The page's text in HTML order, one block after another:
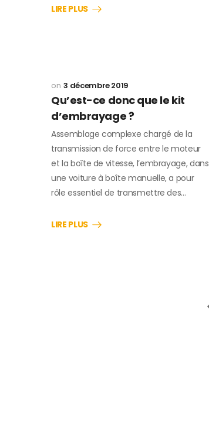
LIRE PLUS
3 décembre 2019
Qu’est-ce donc que le kit
d’embrayage ?
Assemblage complexe chargé de la
transmission de force entre le moteur
et la boîte de vitesse, l’embrayage, dans
une voiture à boîte manuelle, a pour
rôle essentiel de transmettre des…
LIRE PLUS